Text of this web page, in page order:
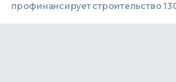
профинансирует строительство